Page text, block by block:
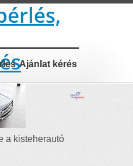
Ajánlat kérés
a kisteherautó